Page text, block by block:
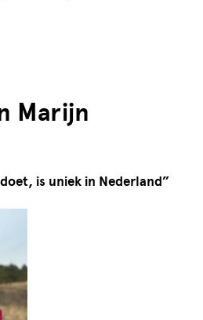
Marijn
is uniek in Nederland”